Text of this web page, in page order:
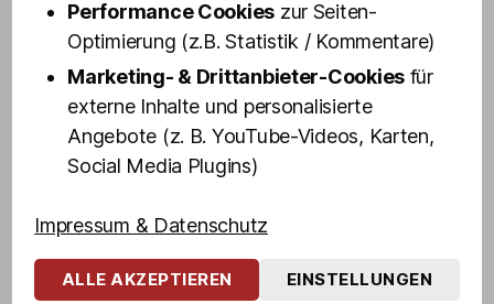
St. Pauli" - Altes und Neues, Geheimtipps
und Dinge, die du über den weltbekanntem
Stadtteil wissen musst.
Blicke hinter die Kulissen von Hamburgs
"sündigster Meile" und erlebe die
ungeschminkt. Entdecke die dunkelsten
Ecken, mörderischsten Kneipen,
denkwürdigsten Orte, auch abseits
Performance Cookies zur Seiten-
Optimierung (z.B. Statistik / Kommentare)
Marketing- & Drittanbieter-Cookies für
externe Inhalte und personalisierte
Angebote (z. B. YouTube-Videos, Karten,
Social Media Plugins)
Impressum & Datenschutz
ALLE AKZEPTIEREN EINSTELLUNGEN